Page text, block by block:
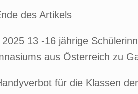
des Artikels
13 -16 jährige
aus Österreich zu
für die Klassen